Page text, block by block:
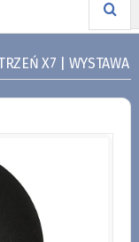
X7 | WYSTAWA